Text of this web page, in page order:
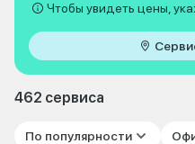
Чтобы увидеть цены,
462 сервиса
По популярности